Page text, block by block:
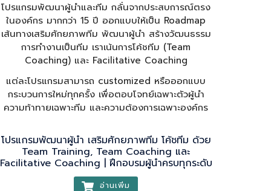
โปรแกรมพัฒนาผู้นำและทีม กลั่นจากประสบการณ์ตรง
ในองค์กร มากกว่า 15 ปี ออกแบบให้เป็น Roadmap
เส้นทางเสริมศักยภาพทีม พัฒนาผู้นำ สร้างวัฒนธรรม
การทำงานเป็นทีม เราเน้นการโค้ชทีม (Team
Coaching) และ Facilitative Coaching
แต่ละโปรแกรมสามารถ customized หรือออกแบบ
กระบวนการใหม่ทุกครั้ง เพื่อตอบโจทย์เฉพาะตัวผู้นำ
ความท้าทายเฉพาะทีม และความต้องการเฉพาะองค์กร
โปรแกรมพัฒนาผู้นำ เสริมศักยภาพทีม โค้ชทีม ด้วย
Team Training, Team Coaching และ
Facilitative Coaching | ฝึกอบรมผู้นำครบทุกระดับ
อ่านเพิ่ม